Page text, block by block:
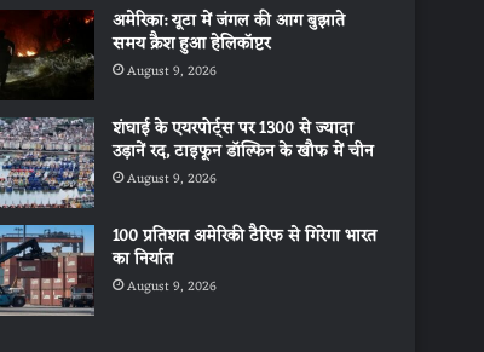
अमेरिका: यूटा में जंगल की आग बुझाते
समय क्रैश हुआ हेलिकॉप्टर
August 9, 2026
शंघाई के एयरपोर्ट्स पर 1300 से ज्यादा
उड़ानें रद, टाइफून डॉल्फिन के खौफ में चीन
August 9, 2026
100 प्रतिशत अमेरिकी टैरिफ से गिरेगा भारत
का निर्यात
August 9, 2026